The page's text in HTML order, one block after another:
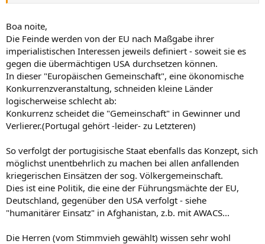
Boa noite,
Die Feinde werden von der EU nach Maßgabe ihrer
imperialistischen Interessen jeweils definiert - soweit sie es
gegen die übermächtigen USA durchsetzen können.
In dieser "Europäischen Gemeinschaft", eine ökonomische
Konkurrenzveranstaltung, schneiden kleine Länder
logischerweise schlecht ab:
Konkurrenz scheidet die "Gemeinschaft" in Gewinner und
Verlierer.(Portugal gehört -leider- zu Letzteren)
So verfolgt der portugisische Staat ebenfalls das Konzept, sich
möglichst unentbehrlich zu machen bei allen anfallenden
kriegerischen Einsätzen der sog. Völkergemeinschaft.
Dies ist eine Politik, die eine der Führungsmächte der EU,
Deutschland, gegenüber den USA verfolgt - siehe
"humanitärer Einsatz" in Afghanistan, z.b. mit AWACS...
Die Herren (vom Stimmvieh gewählt) wissen sehr wohl